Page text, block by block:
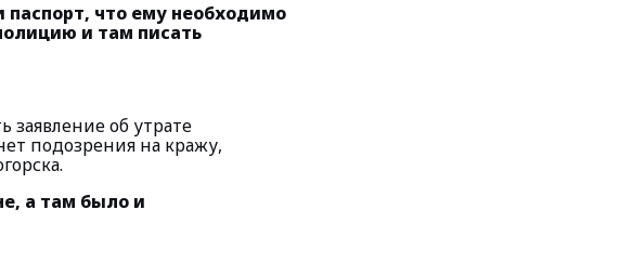
паспорт, что ему необходимо
и там писать
об утрате
подозрения на кражу,
а там было и